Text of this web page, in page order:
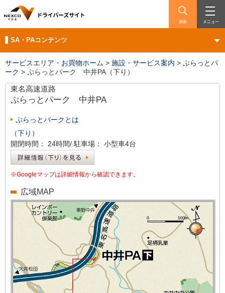
検索 メニュー
SA・PAコンテンツ
サービスエリア・お買物ホーム > 施設・サービス案内 > ぷらっとパ
ーク > ぷらっとパーク 中井PA（下り）
東名高速道路
ぷらっとパーク 中井PA
ぷらっとパークとは
（下り）
開閉時間：
24時間/ 駐車場： 小型車4台
※Googleマップは詳細情報から確認できます。
広域MAP